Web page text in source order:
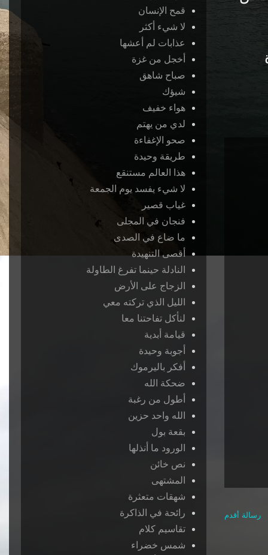
رسالة أقدم
قمح الإنسان
لا شيء أكثر
عذابات لم أعشها
أخجل من غزة
صباح شاهق
شيؤك
هواء خفيف
لدي من يهتم
صحو الإغفاءة
طريقة وحيدة
هذا العالم مستنقع
لا شيء يفسد يوم الجمعة
غياب قصير
فنجان في المجلى
ما ضاع في الصدى
أقصى التنهيدة
النادلة حينما تفرغ الطاولة
الزجاج على الأرض
الليل الذي تركته معي
لنأكل تفاحتنا معا
قيامة أبدية
أجوبة وحيدة
أفكر باليرموك
ضحكة الله
أطول من رغبة
الله واحد حزين
بقعة بول
الورود ما أنذلها
نص خائن
المشتهى
شهقات متعثرة
رائحة في الذاكرة
تقاسيم كلام
شمس خضراء